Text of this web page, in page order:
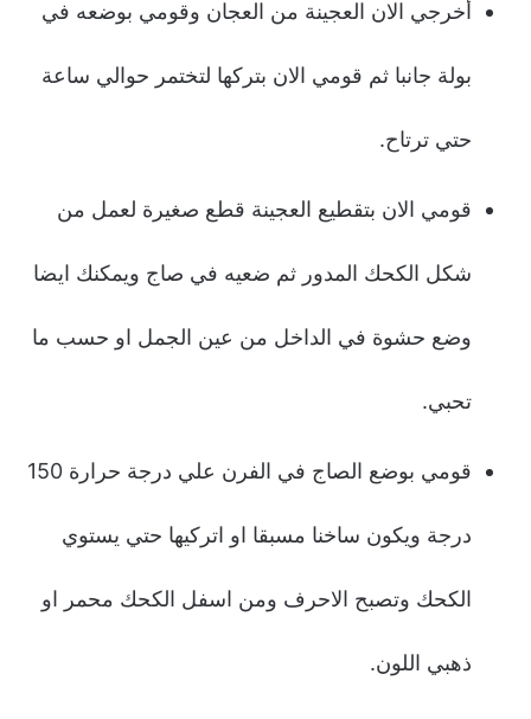
أخرجي الان العجينة من العجان وقومي بوضعه في
بولة جانبا ثم قومي الان بتركها لتختمر حوالي ساعة
حتي ترتاح.
قومي الان بتقطيع العجينة قطع صغيرة لعمل من
شكل الكحك المدور ثم ضعيه في صاج ويمكنك ايضا
وضع حشوة في الداخل من عين الجمل او حسب ما
تحبي.
قومي بوضع الصاج في الفرن علي درجة حرارة 150
درجة ويكون ساخنا مسبقا او اتركيها حتي يستوي
الكحك وتصبح الاحرف ومن اسفل الكحك محمر او
ذهبي اللون.